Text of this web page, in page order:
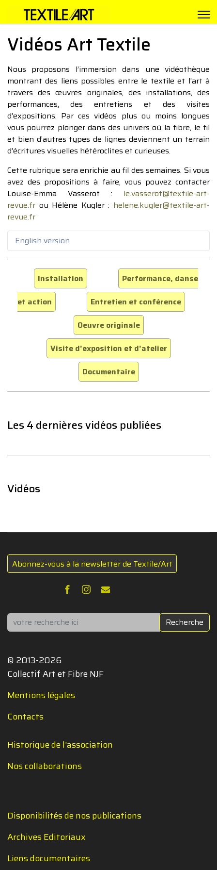
Vidéos Art Textile
Nous proposons l’immersion dans une vidéothèque
montrant des liens possibles entre le textile et l’art à
travers des œuvres originales, des installations, des
performances, des entretiens et des visites
d’expositions. Par ces vidéos plus ou moins longues
vous pourrez plonger dans des univers où la fibre, le fil
et bien d’autres types de lignes deviennent un terrain
d’écritures visuelles hétéroclites et curieuses.
Cette rubrique sera enrichie au fil des semaines. Si vous
avez des propositions à faire, vous pouvez contacter
Louise-Emma Vasserot : le.vasserot@textile-art-
revue.fr ou Hélène Kugler : helene.kugler@textile-art-
revue.fr
English version
Installation
Performance, danse
et action
Entretien et conférence
Oeuvre originale
Visite d'exposition et d'atelier
Documentaire
Les 4 dernières vidéos publiées
Vidéos
Abonnez-vous à la newsletter de Textile/Art
Rechercher Recherche
© 2013-2026
Collectif Art et Fibre NJF
Mentions légales
Contacts
Historique de l'association
Nos collaborations
Disponibilités de nos publications
Archives Editoriaux
Liens documentaires